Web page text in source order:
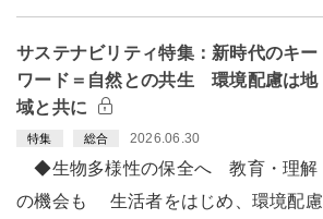
サステナビリティ特集：新時代のキー
ワード＝自然との共生 環境配慮は地
域と共に
特集 総合 2026.06.30
◆生物多様性の保全へ 教育・理解
の機会も 生活者をはじめ、環境配慮